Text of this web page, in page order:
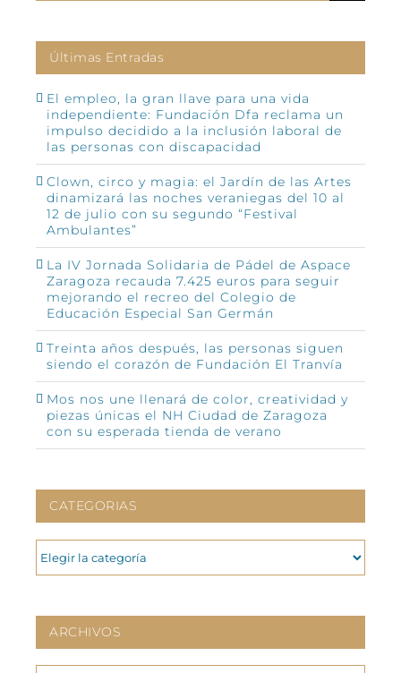
Últimas Entradas
El empleo, la gran llave para una vida
independiente: Fundación Dfa reclama un
impulso decidido a la inclusión laboral de
las personas con discapacidad
Clown, circo y magia: el Jardín de las Artes
dinamizará las noches veraniegas del 10 al
12 de julio con su segundo “Festival
Ambulantes”
La IV Jornada Solidaria de Pádel de Aspace
Zaragoza recauda 7.425 euros para seguir
mejorando el recreo del Colegio de
Educación Especial San Germán
Treinta años después, las personas siguen
siendo el corazón de Fundación El Tranvía
Mos nos une llenará de color, creatividad y
piezas únicas el NH Ciudad de Zaragoza
con su esperada tienda de verano
CATEGORIAS
CATEGORIAS
ARCHIVOS